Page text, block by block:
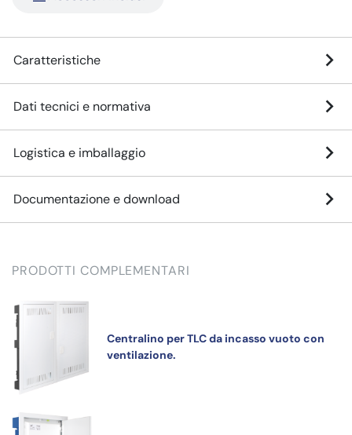
Caratteristiche
Dati tecnici e normativa
Logistica e imballaggio
Documentazione e download
PRODOTTI COMPLEMENTARI
Centralino per TLC da incasso vuoto con
ventilazione.